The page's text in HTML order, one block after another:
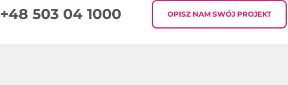
+48 503 04 1000 OPISZ NAM SWÓJ PROJEKT